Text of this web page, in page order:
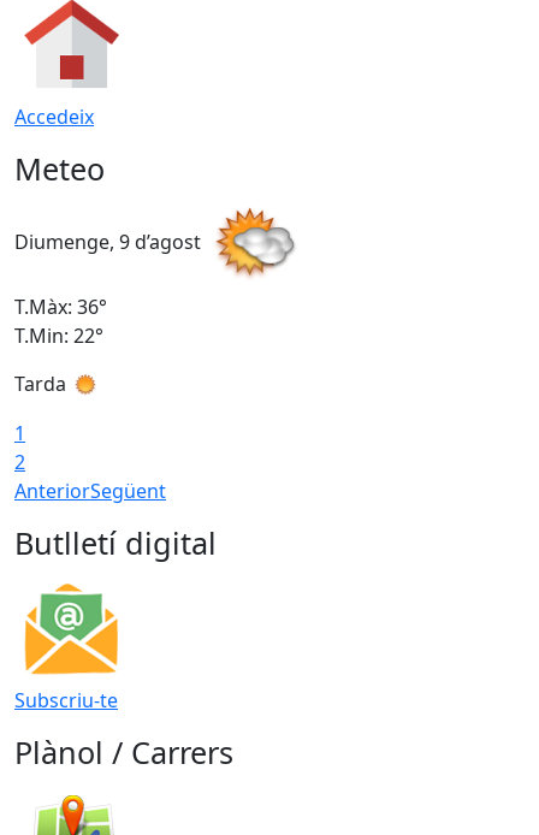
Accedeix
Meteo
Diumenge, 9 d’agost
T.Màx: 36°
T.Min: 22°
Tarda
1
2
AnteriorSegüent
Butlletí digital
Subscriu-te
Plànol / Carrers